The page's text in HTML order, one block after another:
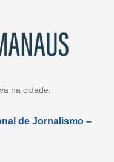
na cidade.
de Jornalismo –